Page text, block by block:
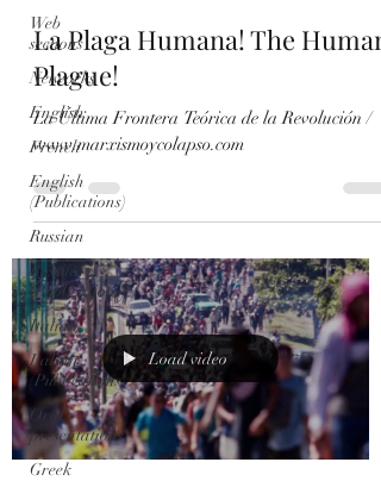
Web
sections
Networks
English
French
English
(Publications)
Russian
Russian
(Publications)
Italian
Italian
(Publications)
Oral
presentations
Greek
La Plaga Humana! The Human
Plague!
La Última Frontera Teórica de la Revolución /
www.marxismoycolapso.com
Load video